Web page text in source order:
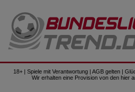
18+ | Spiele mit Verantwortung | AGB gelten |
Wir erhalten eine Provision von den hier